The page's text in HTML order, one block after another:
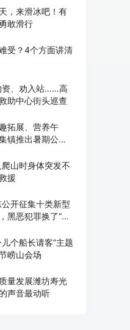
，来滑冰吧！有
敢滑行
受？4个方面讲清
资、劝入站……高
助中心街头巡查
拓展、营养午
镇推出暑期公益
山时身体突发不
援
开征集十类新型
黑恶犯罪换了“马
个船长请客”主题
崂山会场
量发展潍坊寿光
声音最动听